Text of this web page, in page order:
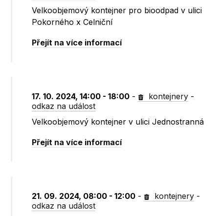
Velkoobjemový kontejner pro bioodpad v ulici
Pokorného x Celniční
Přejít na více informací
17. 10. 2024, 14:00 - 18:00 - kontejnery -
odkaz na událost
Velkoobjemový kontejner v ulici Jednostranná
Přejít na více informací
21. 09. 2024, 08:00 - 12:00 - kontejnery -
odkaz na událost